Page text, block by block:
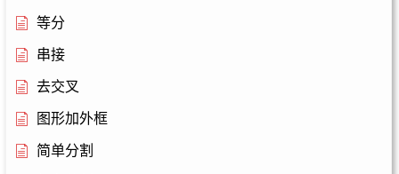
等分
串接
去交叉
图形加外框
简单分割